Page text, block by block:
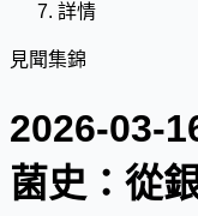
詳情
見聞集錦
2026-03-
菌史：從